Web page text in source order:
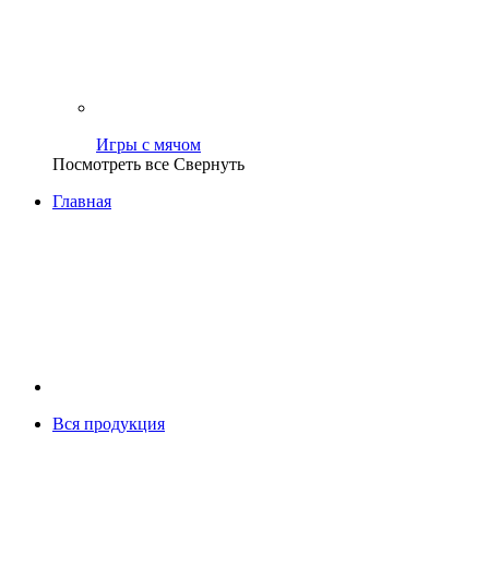
Игры с мячом
Посмотреть все Свернуть
Главная
Вся продукция